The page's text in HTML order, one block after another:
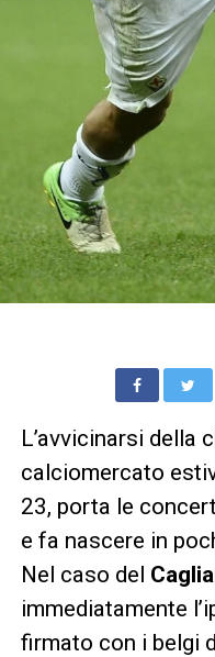
L’avvicinarsi della
calciomercato
23, porta le
e fa nascere in
Nel caso del
immediatamente
firmato con i belgi